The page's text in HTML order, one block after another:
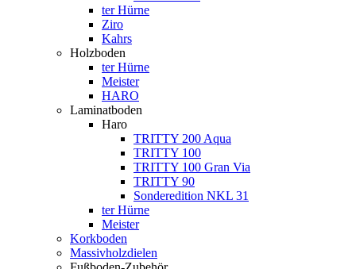
ter Hürne
Ziro
Kahrs
Holzboden
ter Hürne
Meister
HARO
Laminatboden
Haro
TRITTY 200 Aqua
TRITTY 100
TRITTY 100 Gran Via
TRITTY 90
Sonderedition NKL 31
ter Hürne
Meister
Korkboden
Massivholzdielen